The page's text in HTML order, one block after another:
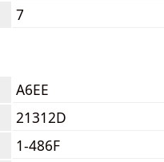
7
A6EE
21312D
1-486F